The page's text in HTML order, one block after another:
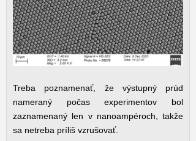
Treba poznamenať, že výstupný prúd
nameraný počas experimentov bol
zaznamenaný len v nanoampéroch, takže
sa netreba príliš vzrušovať.